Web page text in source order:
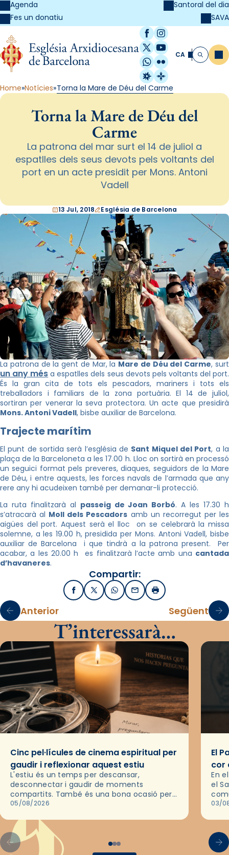
Agenda
Fes un donatiu
Santoral del dia
SAVA
Facebook
Instagram
X / Twitter
YouTube
WhatsApp
Flickr
Radio Estel
Catalunya
CA Cerca
Home Notícies Torna la Mare de Déu del Carme
Torna la Mare de Déu del
Carme
La patrona del mar surt el 14 de juliol a
espatlles dels seus devots pels voltants del
port en un acte presidit per Mons. Antoni
Vadell
13 Jul, 2018 Església de Barcelona
La patrona de la gent de Mar, la Mare de Déu del Carme, surt
un any més a espatlles dels seus devots pels voltants del port.
És la gran cita de tots els pescadors, mariners i tots els
treballadors i familiars de la zona portuària. El 14 de juliol,
sortiran per venerar la seva protectora. Un acte que presidirà
Mons. Antoni Vadell, bisbe auxiliar de Barcelona.
Trajecte marítim
El punt de sortida serà l’església de Sant Miquel del Port, a la
plaça de la Barceloneta a les 17.00 h. Lloc on sortirà en processó
un seguici format pels preveres, diaques, seguidors de la Mare
de Déu, i entre aquests, les forces navals de l’armada que any
rere any hi acudeixen també per demanar-li protecció.
La ruta finalitzarà al passeig de Joan Borbó. A les 17.30 h
s’atracarà al Moll dels Pescadors amb un recorregut per les
aigües del port. Aquest serà el lloc on se celebrarà la missa
solemne, a les 19.00 h, presidida per Mons. Antoni Vadell, bisbe
auxiliar de Barcelona i que tindrà a la patrona present. Per
acabar, a les 20.00 h es finalitzarà l’acte amb una cantada
d’havaneres.
Compartir:
FacebookX / TwitterWhatsApp
EmailImprimir
Anterior Següent
T’interessarà…
Cinc pel·lícules de cinema espiritual per
gaudir i reflexionar aquest estiu
L'estiu és un temps per descansar,
desconnectar i gaudir de moments
compartits. També és una bona ocasió per
deixar-se portar per una bona història i, a
05/08/2026
El
cor
En
el
de
03/